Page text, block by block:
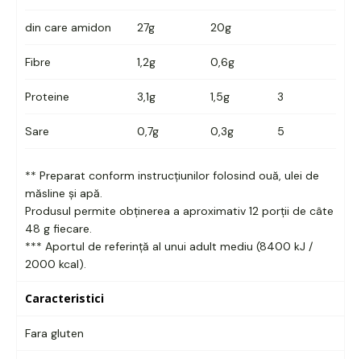
din care amidon 27g 20g
Fibre 1,2g 0,6g
Proteine 3,1g 1,5g 3
Sare 0,7g 0,3g 5
** Preparat conform instrucțiunilor folosind ouă, ulei de
măsline și apă.
Produsul permite obținerea a aproximativ 12 porții de câte
48 g fiecare.
*** Aportul de referință al unui adult mediu (8400 kJ /
2000 kcal).
Caracteristici
Fara gluten